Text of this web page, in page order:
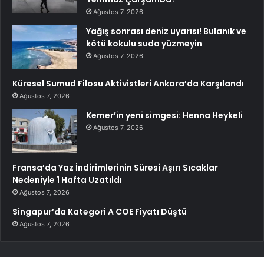
Ağustos 7, 2026
Yağış sonrası deniz uyarısı! Bulanık ve
kötü kokulu suda yüzmeyin
Ağustos 7, 2026
Küresel Sumud Filosu Aktivistleri Ankara’da Karşılandı
Ağustos 7, 2026
Kemer’in yeni simgesi: Henna Heykeli
Ağustos 7, 2026
Fransa’da Yaz İndirimlerinin Süresi Aşırı Sıcaklar
Nedeniyle 1 Hafta Uzatıldı
Ağustos 7, 2026
Singapur’da Kategori A COE Fiyatı Düştü
Ağustos 7, 2026